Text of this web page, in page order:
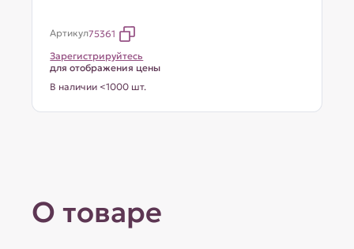
Артикул75361
Зарегистрируйтесь
для отображения цены
В наличии <1000 шт.
О товаре